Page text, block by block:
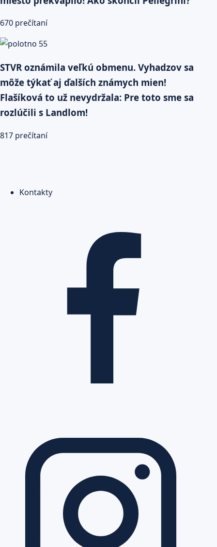
670 prečítaní
STVR oznámila veľkú obmenu. Vyhadzov sa
môže týkať aj ďalších známych mien!
Flašíková to už nevydržala: Pre toto sme sa
rozlúčili s Landlom!
817 prečítaní
Kontakty